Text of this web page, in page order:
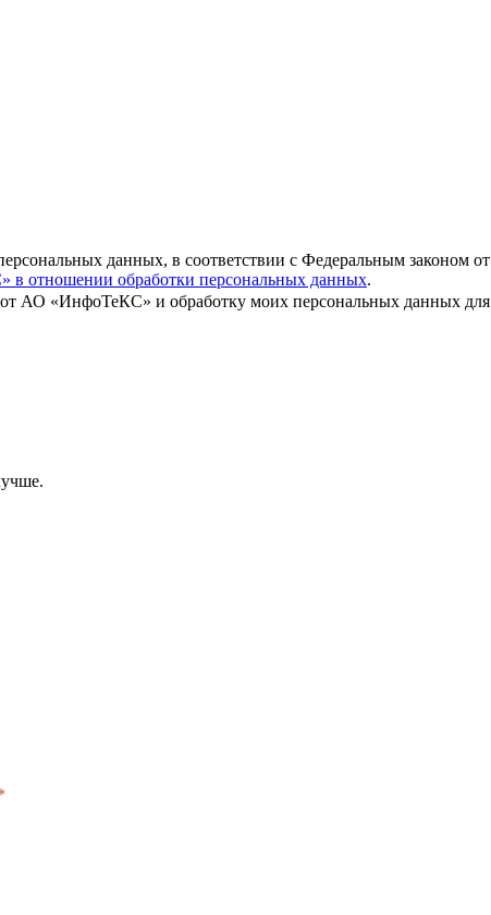
данных, в соответствии с Федеральным законом
отношении обработки персональных данных.
от АО «ИнфоТеКС» и обработку моих персональных данных для